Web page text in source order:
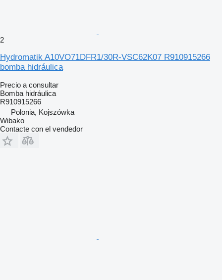
2
Hydromatik A10VO71DFR1/30R-VSC62K07 R910915266
bomba hidráulica
Precio a consultar
Bomba hidráulica
R910915266
Polonia, Kojszówka
Wibako
Contacte con el vendedor